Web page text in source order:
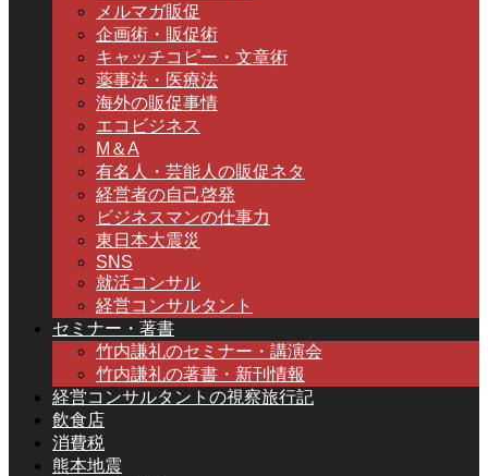
メルマガ販促
企画術・販促術
キャッチコピー・文章術
薬事法・医療法
海外の販促事情
エコビジネス
M＆A
有名人・芸能人の販促ネタ
経営者の自己啓発
ビジネスマンの仕事力
東日本大震災
SNS
就活コンサル
経営コンサルタント
セミナー・著書
竹内謙礼のセミナー・講演会
竹内謙礼の著書・新刊情報
経営コンサルタントの視察旅行記
飲食店
消費税
熊本地震